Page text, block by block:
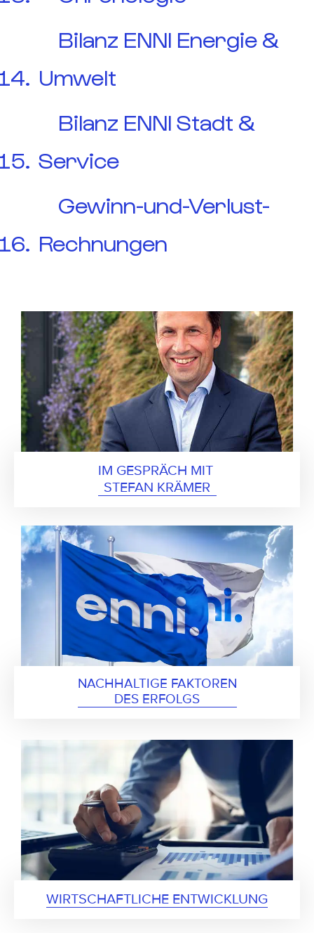
Bilanz ENNI Energie &
Umwelt
Bilanz ENNI Stadt &
Service
Gewinn-und-Verlust-
Rechnungen
IM GESPRÄCH MIT
STEFAN KRÄMER
NACHHALTIGE FAKTOREN
DES ERFOLGS
WIRTSCHAFTLICHE ENTWICKLUNG